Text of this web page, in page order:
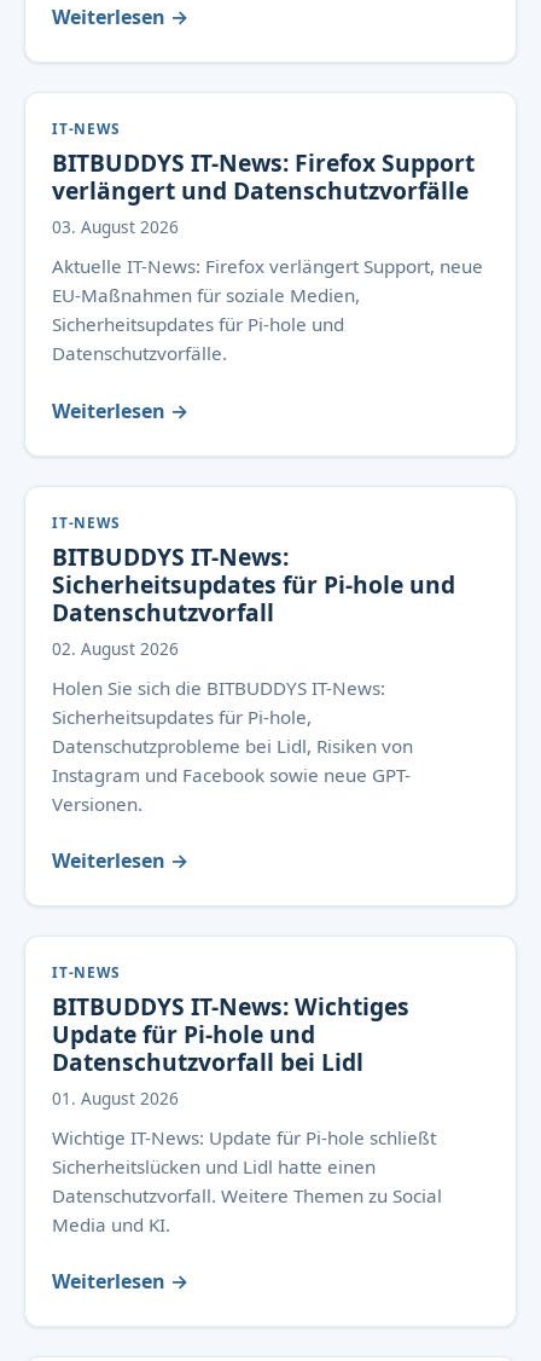
Weiterlesen →
IT-NEWS
BITBUDDYS IT-News: Firefox Support
verlängert und Datenschutzvorfälle
03. August 2026
Aktuelle IT-News: Firefox verlängert Support, neue
EU-Maßnahmen für soziale Medien,
Sicherheitsupdates für Pi-hole und
Datenschutzvorfälle.
Weiterlesen →
IT-NEWS
BITBUDDYS IT-News:
Sicherheitsupdates für Pi-hole und
Datenschutzvorfall
02. August 2026
Holen Sie sich die BITBUDDYS IT-News:
Sicherheitsupdates für Pi-hole,
Datenschutzprobleme bei Lidl, Risiken von
Instagram und Facebook sowie neue GPT-
Versionen.
Weiterlesen →
IT-NEWS
BITBUDDYS IT-News: Wichtiges
Update für Pi-hole und
Datenschutzvorfall bei Lidl
01. August 2026
Wichtige IT-News: Update für Pi-hole schließt
Sicherheitslücken und Lidl hatte einen
Datenschutzvorfall. Weitere Themen zu Social
Media und KI.
Weiterlesen →